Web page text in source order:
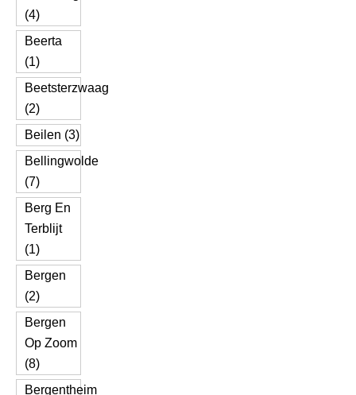
(4)
Beerta
(1)
Beetsterzwaag
(2)
Beilen (3)
Bellingwolde
(7)
Berg En
Terblijt
(1)
Bergen
(2)
Bergen
Op Zoom
(8)
Bergentheim